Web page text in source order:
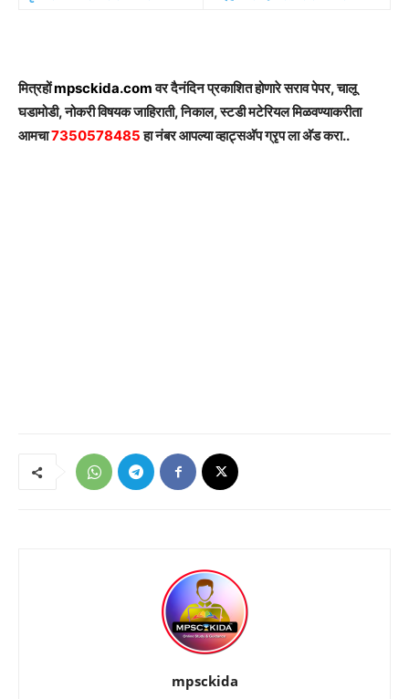
मित्रहोंmpsckida.comवर दैनंदिन प्रकाशित होणारे सराव पेपर, चालू
घडामोडी, नोकरी विषयक जाहिराती, निकाल, स्टडी मटेरियल मिळवण्याकरीता
आमचा7350578485हा नंबर आपल्या व्हाट्सअ‍ॅप ग्रृप ला अ‍ॅड करा..
mpsckida